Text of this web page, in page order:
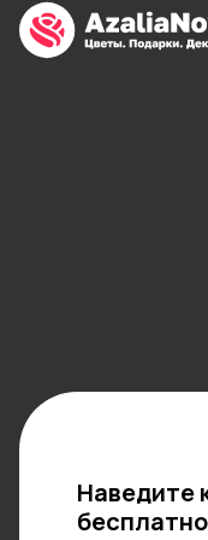
Наведите